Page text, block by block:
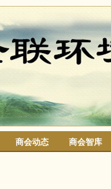
商会动态
商会智库